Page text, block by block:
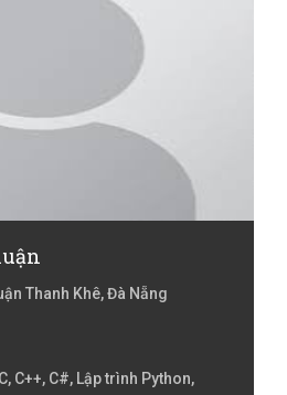
Thanh Khê, Đà Nẵng
C++, C#, Lập trình Python,